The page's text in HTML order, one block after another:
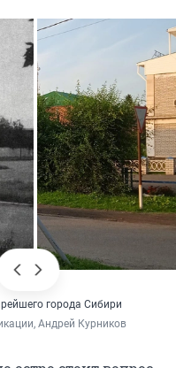
города Сибири
Андрей Курников